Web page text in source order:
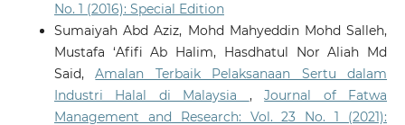
No. 1 (2016): Special Edition
Sumaiyah Abd Aziz, Mohd Mahyeddin Mohd Salleh,
Mustafa ‘Afifi Ab Halim, Hasdhatul Nor Aliah Md
Said,Amalan Terbaik Pelaksanaan Sertu dalam
Industri Halal di Malaysia ,Journal of Fatwa
Management and Research: Vol. 23 No. 1 (2021):